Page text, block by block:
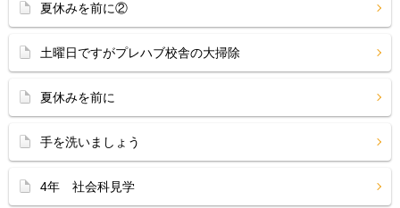
夏休みを前に②
土曜日ですがプレハブ校舎の大掃除
夏休みを前に
手を洗いましょう
4年 社会科見学